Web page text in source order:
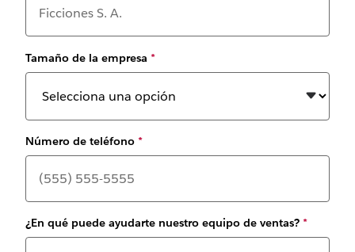
Tamaño de la empresa *
Número de teléfono *
¿En qué puede ayudarte nuestro equipo de ventas? *